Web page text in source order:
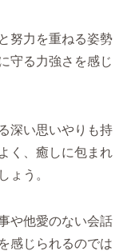
努力を重ねる姿勢
守る力強さを感じ
深い思いやりも持
く、癒しに包まれ
ょう。
や他愛のない会話
感じられるのでは